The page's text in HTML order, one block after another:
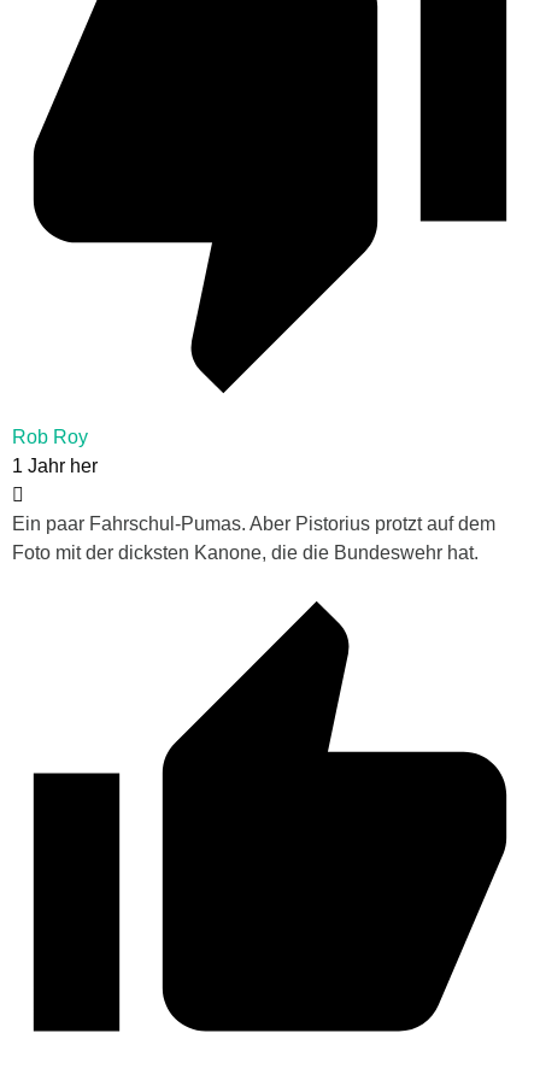
Rob Roy
1 Jahr her
Ein paar Fahrschul-Pumas. Aber Pistorius protzt auf dem
Foto mit der dicksten Kanone, die die Bundeswehr hat.